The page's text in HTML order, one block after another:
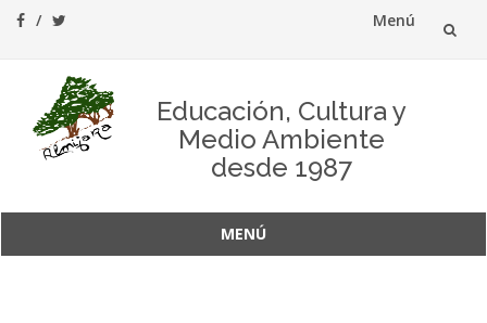
Menú
contenido
Educación, Cultura y
Medio Ambiente
desde 1987
MENÚ